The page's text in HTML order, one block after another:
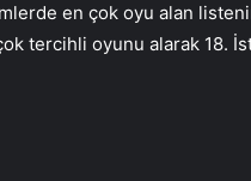
en çok oyu alan
tercihli oyunu alarak 18.